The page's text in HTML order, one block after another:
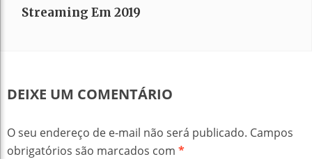
Streaming Em 2019
DEIXE UM COMENTÁRIO
O seu endereço de e-mail não será publicado. Campos
obrigatórios são marcados com *